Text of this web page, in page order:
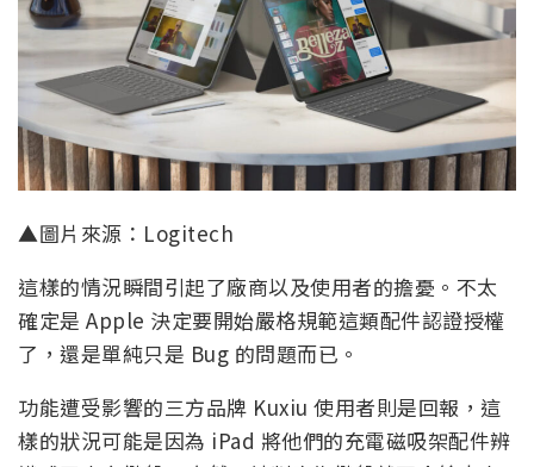
▲圖片來源：Logitech
這樣的情況瞬間引起了廠商以及使用者的擔憂。不太
確定是 Apple 決定要開始嚴格規範這類配件認證授權
了，還是單純只是 Bug 的問題而已。
功能遭受影響的三方品牌 Kuxiu 使用者則是回報，這
樣的狀況可能是因為 iPad 將他們的充電磁吸架配件辨